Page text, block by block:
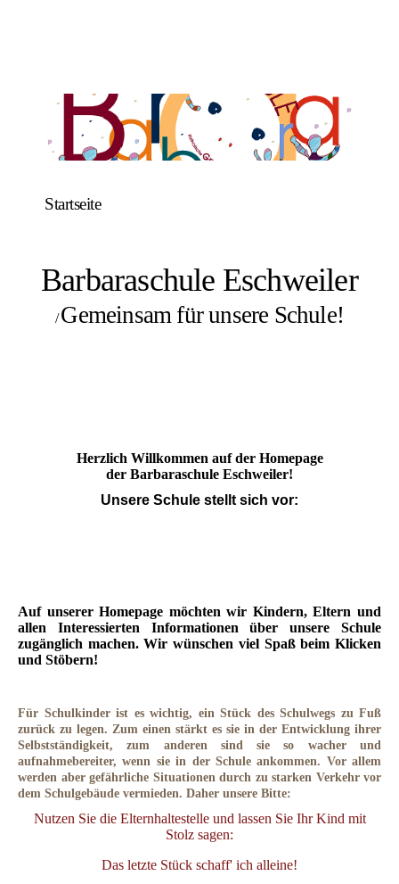
Startseite
Barbaraschule Eschweiler
/Gemeinsam für unsere Schule!
Herzlich Willkommen auf der Homepage
der Barbaraschule Eschweiler!
Unsere Schule stellt sich vor:
Auf unserer Homepage möchten wir Kindern, Eltern und
allen Interessierten Informationen über unsere Schule
zugänglich machen. Wir wünschen viel Spaß beim Klicken
und Stöbern!
Für Schulkinder ist es wichtig, ein Stück des Schulwegs zu Fuß
zurück zu legen. Zum einen stärkt es sie in der Entwicklung ihrer
Selbstständigkeit, zum anderen sind sie so wacher und
aufnahmebereiter, wenn sie in der Schule ankommen. Vor allem
werden aber gefährliche Situationen durch zu starken Verkehr vor
dem Schulgebäude vermieden. Daher unsere Bitte:
Nutzen Sie die Elternhaltestelle und lassen Sie Ihr Kind mit
Stolz sagen:
Das letzte Stück schaff' ich alleine!